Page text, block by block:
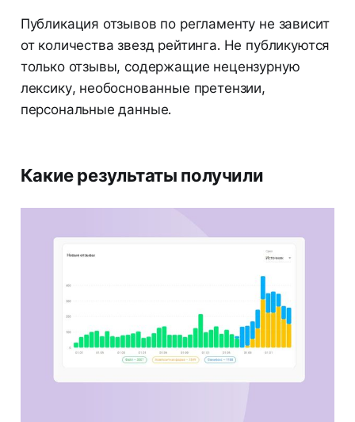
Публикация отзывов по регламенту не зависит
от количества звезд рейтинга. Не публикуются
только отзывы, содержащие нецензурную
лексику, необоснованные претензии,
персональные данные.
Какие результаты получили